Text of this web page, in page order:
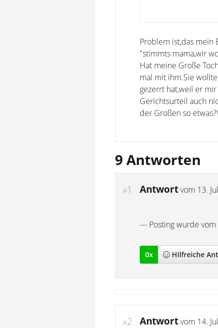
Problem ist,das mein
"stimmts mama,wir
Hat meine Große
mal mit ihm.Sie
gezerrt hat,weil er
Gerichtsurteil auch
der Großen so
9 Antworten
#1 Antwortvom 13.
--- Posting wurde
0x Hilfreiche
#2 Antwortvom 14.